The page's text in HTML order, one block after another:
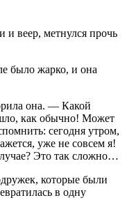
и веер, метнулся прочь
было жарко, и она
она. — Какой
как обычно! Может
сегодня утром,
уже не совсем я!
Это так сложно…
которые были
в одну